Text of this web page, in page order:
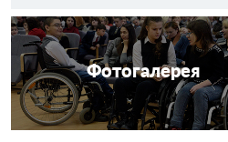
Фотогалерея